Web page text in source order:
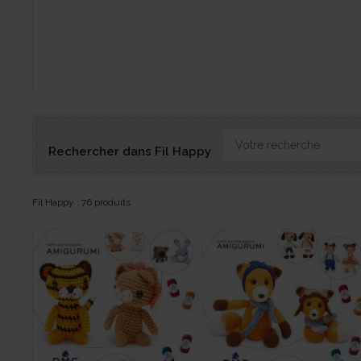
Rechercher dans Fil Happy
Fil Happy : 76 produits